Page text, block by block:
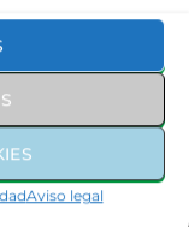
Aviso legal